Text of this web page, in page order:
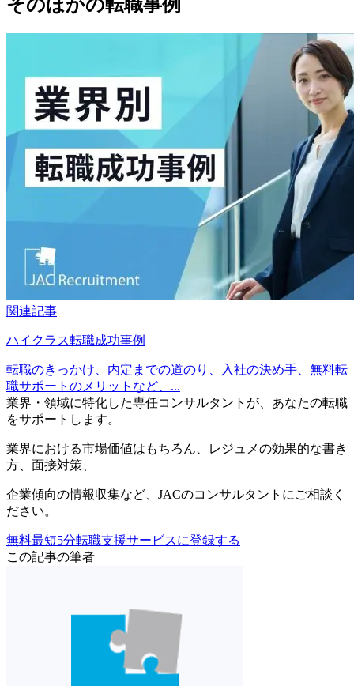
そのほかの転職事例
関連記事
ハイクラス転職成功事例
転職のきっかけ、内定までの道のり、入社の決め手、無料転
職サポートのメリットなど、...
業界・領域に特化した専任コンサルタントが、 あなたの転職
をサポートします。
業界における市場価値はもちろん、
レジュメの効果的な書き
方
面接対策
企業傾向の情報収集など、 JACのコンサルタントにご相談く
ださい。
無料最短5分転職支援サービスに登録する
この記事の筆者